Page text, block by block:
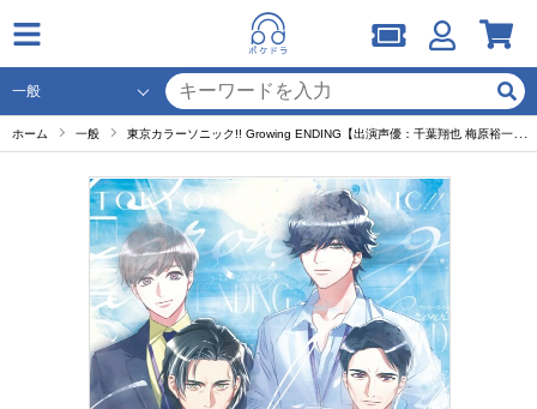
ホーム 一般 東京カラーソニック!! Growing ENDING【出演声優：千葉翔也 梅原裕一郎 梶原岳人 上村祐翔 広瀬裕也 木村良平 武内駿輔 中島ヨシキ 斉藤壮馬 江口拓也 小西克幸 諏訪部順一 浪川大輔 橘龍丸 浜田賢二 土師孝也】